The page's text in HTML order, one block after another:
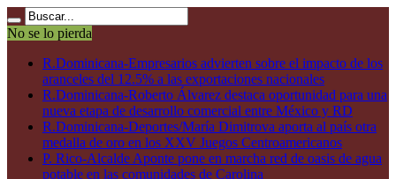
No se lo pierda
R.Dominicana-Empresarios advierten sobre el impacto de los
aranceles del 12.5% a las exportaciones nacionales
R.Dominicana-Roberto Álvarez destaca oportunidad para una
nueva etapa de desarrollo comercial entre México y RD
R.Dominicana-Deportes/María Dimitrova aporta al país otra
medalla de oro en los XXV Juegos Centroamericanos
P. Rico-Alcalde Aponte pone en marcha red de oasis de agua
potable en las comunidades de Carolina